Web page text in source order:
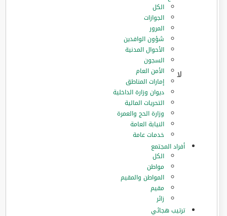
الكل
الجوازات
المرور
‏شؤون الوافدين
الأحوال المدنية
السجون
الأمن العام
إمارات المناطق
ديوان وزارة الداخلية
التحريات المالية
وزارة الحج والعمرة
النيابة العامة
خدمات عامة
أفراد المجتمع
الكل
مواطن
المواطن والمقيم
مقيم
زائر
ترتيب هجائي